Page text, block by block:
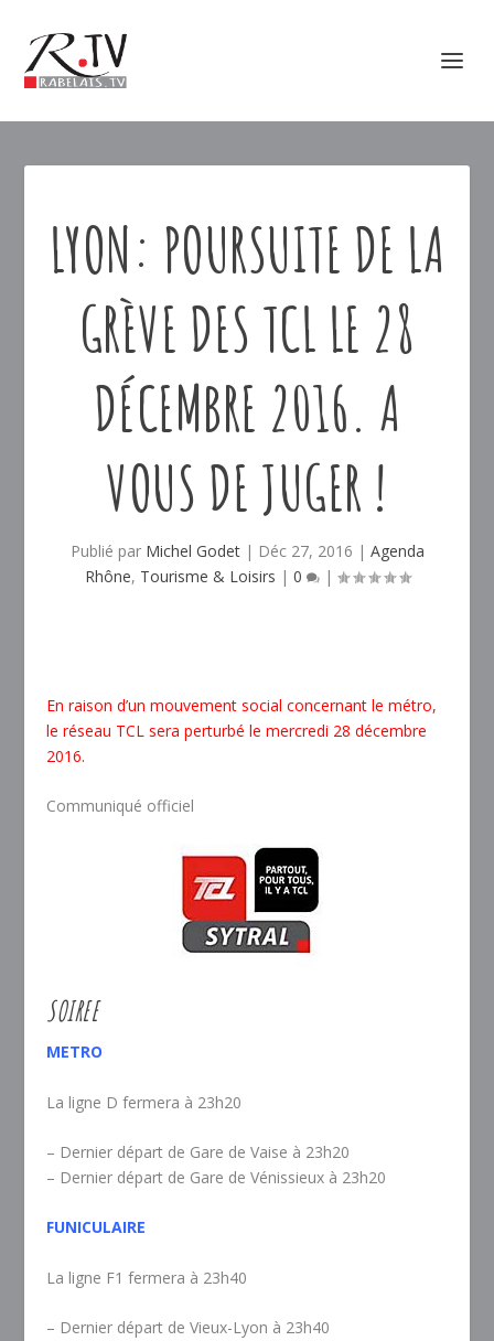
LYON: POURSUITE DE LA
GRÈVE DES TCL LE 28
DÉCEMBRE 2016. A
VOUS DE JUGER !
Publié par Michel Godet| Déc 27, 2016 | Agenda
Rhône, Tourisme & Loisirs | 0 |
En raison d’unmouvement social concernant le métro,
le réseau TCL sera perturbé le mercredi 28 décembre
2016.
Communiqué officiel
SOIREE
METRO
La ligne D fermera à 23h20
– Dernier départ de Gare de Vaise à 23h20
– Dernier départ de Gare de Vénissieux à 23h20
FUNICULAIRE
La ligne F1 fermera à 23h40
– Dernier départ de Vieux-Lyon à 23h40